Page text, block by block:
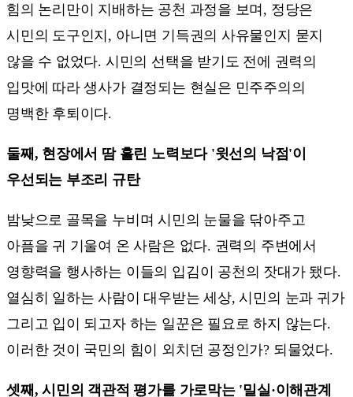
힘의 논리만이 지배하는 공천 과정을 보며, 정당은
시민의 도구인지, 아니면 기득권의 사유물인지 묻지
않을 수 없었다. 시민의 선택을 받기도 전에 권력의
입맛에 따라 생사가 결정되는 현실은 민주주의의
명백한 후퇴이다.
둘째, 현장에서 땀 흘린 노력보다 '윗선의 낙점'이
우선되는 부조리 규탄
밤낮으로 골목을 누비며 시민의 눈물을 닦아주고
아픔을 귀 기울여 온 사람은 없다. 권력의 주변에서
영향력을 행사하는 이들의 입김이 공천의 잣대가 됐다.
열심히 일하는 사람이 대우받는 세상, 시민의 눈과 귀가
그리고 입이 되고자 하는 일꾼은 필요로 하지 않는다.
이러한 것이 국민의 힘이 외치던 공정인가? 되물었다.
셋째, 시민의 객관적 평가를 가로막는 '밀실·이해관계